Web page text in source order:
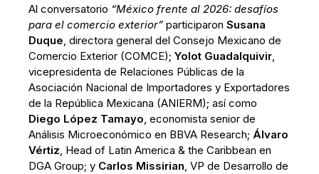
Al conversatorio “México frente al 2026: desafíos
para el comercio exterior” participaronSusana
Duque, directora general del Consejo Mexicano de
Comercio Exterior (COMCE);Yolot Guadalquivir,
vicepresidenta de Relaciones Públicas de la
Asociación Nacional de Importadores y Exportadores
de la República Mexicana (ANIERM); así como
Diego López Tamayo, economista senior de
Análisis Microeconómico en BBVA Research; Álvaro
Vértiz, Head of Latin America & the Caribbean en
DGA Group; y Carlos Missirian, VP de Desarrollo de